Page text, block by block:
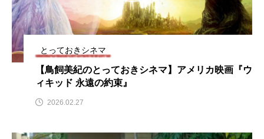
あかしあジュニア合唱団「さくらんぼ」
あかしあ台小学校
あっぷっぷのぷ～ あなたが眠る間
あの歌を憶えている
いばら姫 おいしいおのまとぺ
とっておきシネマ
【鳥飼美紀のとっておきシネマ】アメリカ映画『ウ
ィキッド 永遠の約束』
2026.02.27